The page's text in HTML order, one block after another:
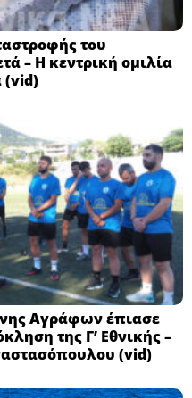
του
– Η κεντρική ομιλία
(vid)
Αγράφων έπιασε
της Γ’ Εθνικής –
(vid)